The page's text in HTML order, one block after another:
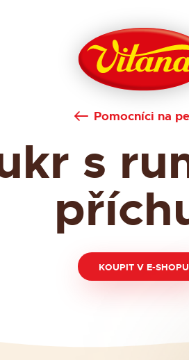
Pomocníci na
s
KOUPIT V E-SHOPU